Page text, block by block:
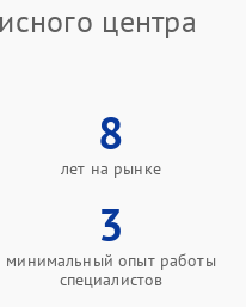
центра
8
лет на рынке
3
минимальный опыт работы
специалистов